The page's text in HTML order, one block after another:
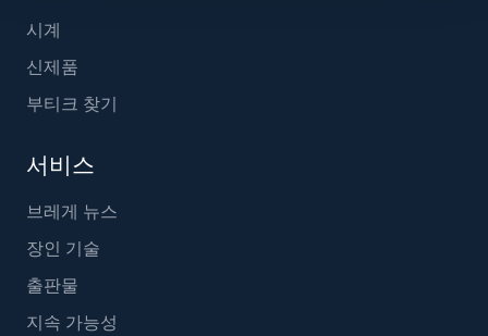
시계
신제품
부티크 찾기
서비스
브레게 뉴스
장인 기술
출판물
지속 가능성